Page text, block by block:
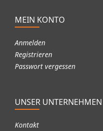
MEIN KONTO
Anmelden
Registrieren
Passwort vergessen
UNSER UNTERNEHMEN
Kontakt